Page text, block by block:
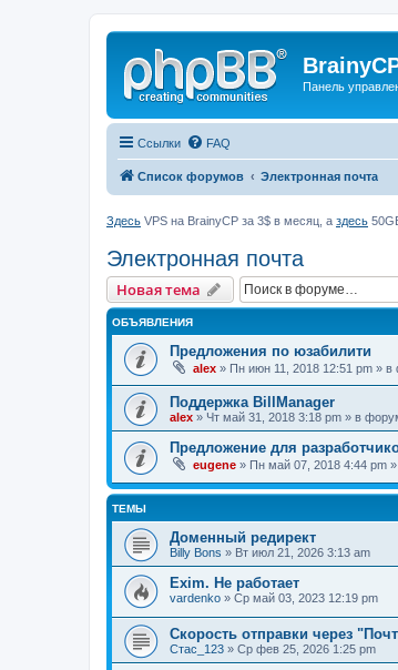
Панель
Ссылки FAQ
Список форумов Электронная почта
Здесь VPS на BrainyCP за 3$ в месяц, а здесь
Электронная почта
Новая тема
ОБЪЯВЛЕНИЯ
Предложения по юзабилити
alex » Пн июн 11, 2018 12:51 pm »
Поддержка BillManager
alex » Чт май 31, 2018 3:18 pm » в
Предложение для
eugene » Пн май 07, 2018 4:44 pm
ТЕМЫ
Доменный редирект
Billy Bons » Вт июл 21, 2026 3:13 am
Exim. Не работает
vardenko » Ср май 03, 2023 12:19 pm
Скорость отправки через
Стас_123 » Ср фев 25, 2026 1:25 pm